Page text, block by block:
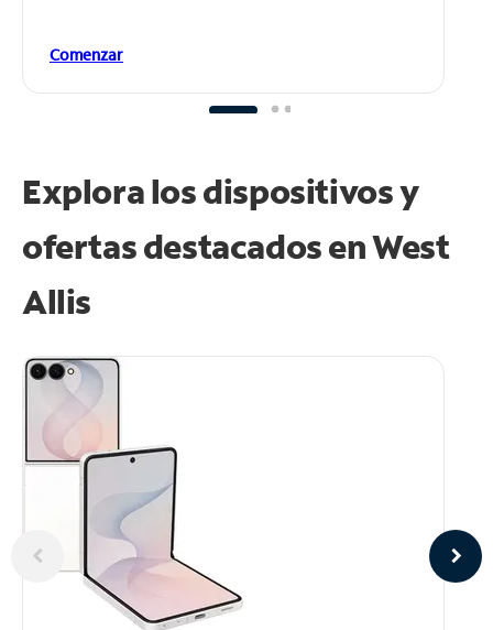
Comenzar
Explora los dispositivos y
ofertas destacados en West
Allis